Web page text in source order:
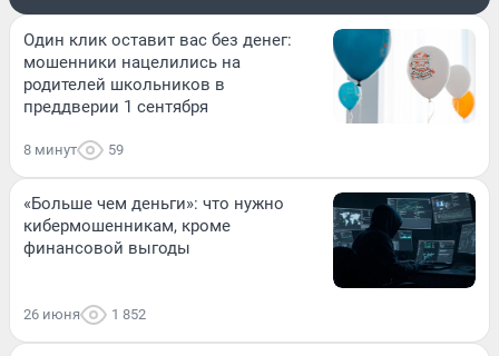
Один клик оставит вас без денег:
мошенники нацелились на
родителей школьников в
преддверии 1 сентября
8 минут 59
«Больше чем деньги»: что нужно
кибермошенникам, кроме
финансовой выгоды
26 июня 1 852